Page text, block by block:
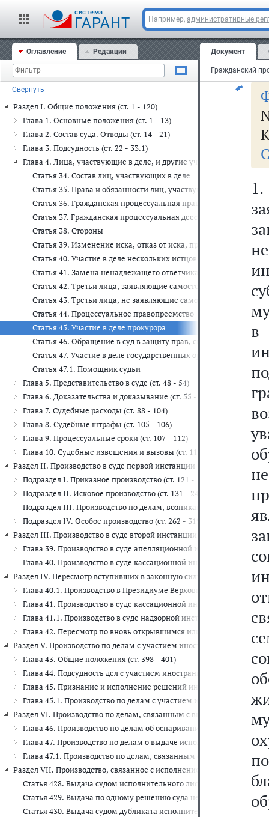
cистема
ГАРАНТ Например, административные
Оглавление Редакции
Свернуть
Раздел I. Общие положения (ст. 1 - 120)
Глава 1. Основные положения (ст. 1 - 13)
Глава 2. Состав суда. Отводы (ст. 14 - 21)
Глава 3. Подсудность (ст. 22 - 33.1)
Глава 4. Лица, участвующие в деле, и другие участники процесса
Статья 34. Состав лиц, участвующих в деле
Статья 35. Права и обязанности лиц, участвующих в деле
Статья 36. Гражданская процессуальная правоспособность
Статья 37. Гражданская процессуальная дееспособность
Статья 38. Стороны
Статья 39. Изменение иска, отказ от иска, признание иска,
Статья 40. Участие в деле нескольких истцов или ответчиков
Статья 41. Замена ненадлежащего ответчика
Статья 42. Третьи лица, заявляющие самостоятельные
Статья 43. Третьи лица, не заявляющие самостоятельных
Статья 44. Процессуальное правопреемство
Статья 45. Участие в деле прокурора
Статья 46. Обращение в суд в защиту прав, свобод и законных
Статья 47. Участие в деле государственных органов, органов
Статья 47.1. Помощник судьи
Глава 5. Представительство в суде (ст. 48 - 54)
Глава 6. Доказательства и доказывание (ст. 55 - 87)
Глава 7. Судебные расходы (ст. 88 - 104)
Глава 8. Судебные штрафы (ст. 105 - 106)
Глава 9. Процессуальные сроки (ст. 107 - 112)
Глава 10. Судебные извещения и вызовы (ст. 113 - 120)
Раздел II. Производство в суде первой инстанции (ст. 121 - 319)
Подраздел I. Приказное производство (ст. 121 - 130)
Подраздел II. Исковое производство (ст. 131 - 244.28)
Подраздел III. Производство по делам, возникающим из
Подраздел IV. Особое производство (ст. 262 - 319)
Раздел III. Производство в суде второй инстанции (ст. 320 - 375)
Глава 39. Производство в суде апелляционной инстанции (ст. 320 -
Глава 40. Производство в суде кассационной инстанции (ст.ст. 336
Раздел IV. Пересмотр вступивших в законную силу судебных
Глава 40.1. Производство в Президиуме Верховного Суда
Глава 41. Производство в суде кассационной инстанции (ст. 376 -
Глава 41.1. Производство в суде надзорной инстанции (ст. 391.1 -
Глава 42. Пересмотр по вновь открывшимся или новым
Раздел V. Производство по делам с участием иностранных лиц (ст.
Глава 43. Общие положения (ст. 398 - 401)
Глава 44. Подсудность дел с участием иностранных лиц судам в
Глава 45. Признание и исполнение решений иностранных судов и
Глава 45.1. Производство по делам с участием иностранного
Раздел VI. Производство по делам, связанным с выполнением
Глава 46. Производство по делам об оспаривании решений
Глава 47. Производство по делам о выдаче исполнительных
Глава 47.1. Производство по делам, связанным с выполнением
Раздел VII. Производство, связанное с исполнением судебных
Статья 428. Выдача судом исполнительного листа
Статья 429. Выдача по одному решению суда нескольких
Статья 430. Выдача судом дубликата исполнительного листа или
Документ
в